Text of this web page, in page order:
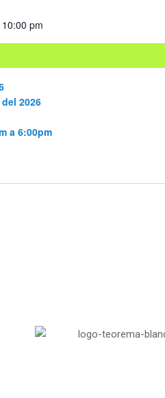
pm
2026
a 6:00pm